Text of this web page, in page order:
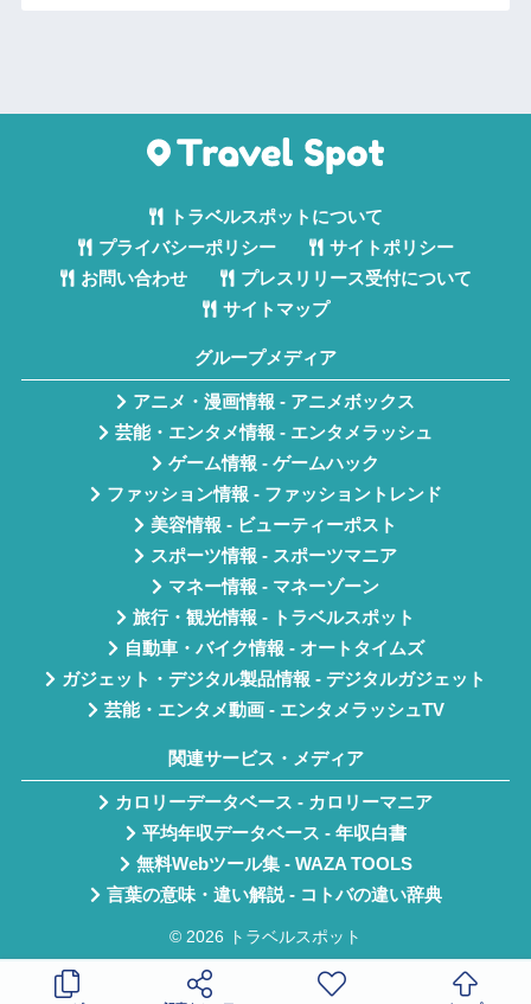
トラベルスポットについて
プライバシーポリシー
サイトポリシー
お問い合わせ
プレスリリース受付について
サイトマップ
グループメディア
アニメ・漫画情報 - アニメボックス
芸能・エンタメ情報 - エンタメラッシュ
ゲーム情報 - ゲームハック
ファッション情報 - ファッショントレンド
美容情報 - ビューティーポスト
スポーツ情報 - スポーツマニア
マネー情報 - マネーゾーン
旅行・観光情報 - トラベルスポット
自動車・バイク情報 - オートタイムズ
ガジェット・デジタル製品情報 - デジタルガジェット
芸能・エンタメ動画 - エンタメラッシュTV
関連サービス・メディア
カロリーデータベース - カロリーマニア
平均年収データベース - 年収白書
無料Webツール集 - WAZA TOOLS
言葉の意味・違い解説 - コトバの違い辞典
© 2026 トラベルスポット